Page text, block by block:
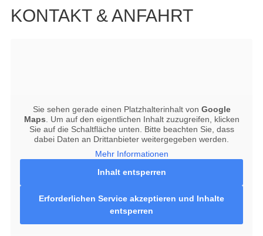
KONTAKT & ANFAHRT
Sie sehen gerade einen Platzhalterinhalt von Google
Maps. Um auf den eigentlichen Inhalt zuzugreifen, klicken
Sie auf die Schaltfläche unten. Bitte beachten Sie, dass
dabei Daten an Drittanbieter weitergegeben werden.
Mehr Informationen
Inhalt entsperren
Erforderlichen Service akzeptieren und Inhalte
entsperren